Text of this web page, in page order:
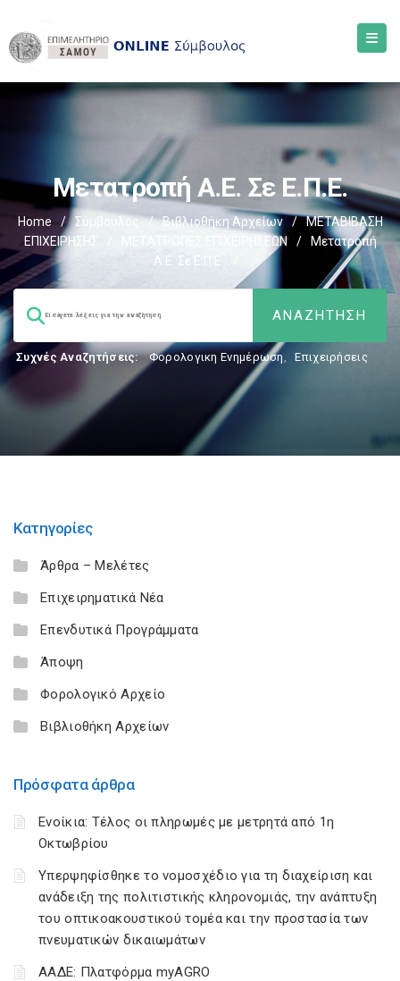
Μετατροπή A.E. Σε Ε.Π.Ε.
Home / Σύμβουλος / Βιβλιοθήκη Αρχείων /
ΜΕΤΑΒΙΒΑΣΗ
ΕΠΙΧΕIΡΗΣΗΣ
ΜΕΤΑΤΡΟΠΕΣ ΕΠΙΧΕΙΡΗΣΕΩΝ /
Μετατροπή
A.E. Σε Ε.Π.Ε.
Συχνές Αναζητήσεις: Φορολογικη Ενημέρωση, Επιχειρήσεις
Κατηγορίες
Άρθρα – Μελέτες
Επιχειρηματικά Νέα
Επενδυτικά Προγράμματα
Άποψη
Φορολογικό Αρχείο
Βιβλιοθήκη Αρχείων
Πρόσφατα άρθρα
Ενοίκια: Τέλος οι πληρωμές με μετρητά από 1η
Οκτωβρίου
Υπερψηφίσθηκε το νομοσχέδιο για τη διαχείριση και
ανάδειξη της πολιτιστικής κληρονομιάς, την ανάπτυξη
του οπτικοακουστικού τομέα και την προστασία των
πνευματικών δικαιωμάτων
ΑΑΔΕ: Πλατφόρμα myAGRO